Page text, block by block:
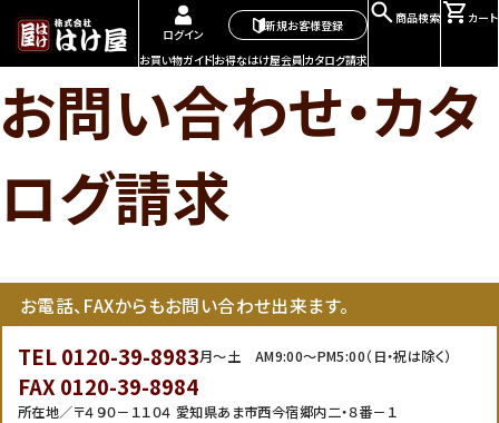
ログイン
新規お客様登録
お買い物ガイドお得なはけ屋会員 カタログ請求
商品検索 カート
お問い合わせ・カタ
ログ請求
お電話、FAXからもお問い合わせ出来ます。
TEL 0120-39-8983月～土 AM9:00～PM5:00（日・祝は除く）
FAX 0120-39-8984
所在地／〒４９０－１１０４ 愛知県あま市西今宿郷内二・８番－１